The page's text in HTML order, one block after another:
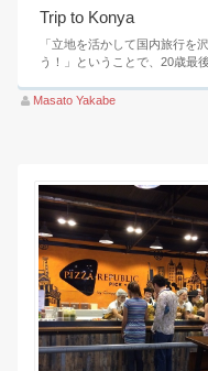
Trip to Konya
「立地を活かして国内旅行を
う！」ということで、20歳最
Masato Yakabe